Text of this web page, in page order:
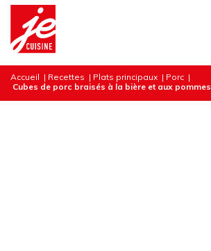
Accueil | Recettes | Plats principaux | Porc |
Cubes de porc braisés à la bière et aux pommes